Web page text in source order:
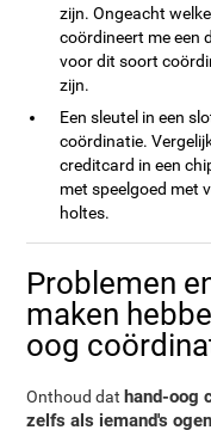
zijn. Ongeacht
coördineert me een
voor dit soort
zijn.
Een sleutel in een
coördinatie.
creditcard in een
met speelgoed met
holtes.
Problemen
maken
oog
Onthoud dat hand-oog
zelfs als iemand's